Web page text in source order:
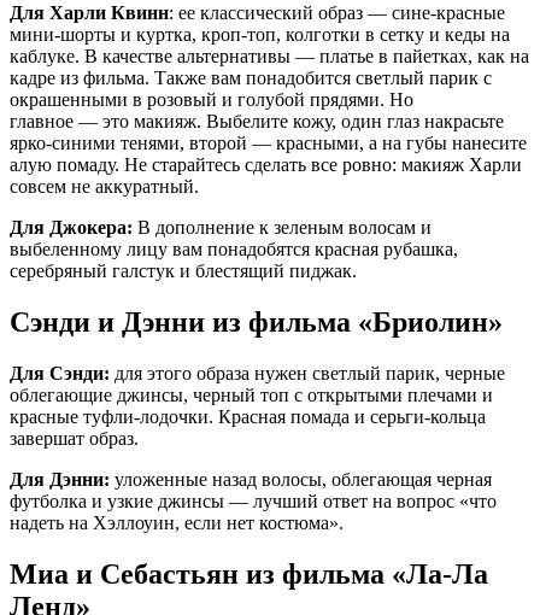
Для Харли Квинн: ее классический образ — сине-красные
мини-шорты и куртка, кроп-топ, колготки в сетку и кеды на
каблуке. В качестве альтернативы — платье в пайетках, как на
кадре из фильма. Также вам понадобится светлый парик с
окрашенными в розовый и голубой прядями. Но
главное — это макияж. Выбелите кожу, один глаз накрасьте
ярко-синими тенями, второй — красными, а на губы нанесите
алую помаду. Не старайтесь сделать все ровно: макияж Харли
совсем не аккуратный.
Для Джокера: В дополнение к зеленым волосам и
выбеленному лицу вам понадобятся красная рубашка,
серебряный галстук и блестящий пиджак.
Сэнди и Дэнни из фильма «Бриолин»
Для Сэнди: для этого образа нужен светлый парик, черные
облегающие джинсы, черный топ с открытыми плечами и
красные туфли-лодочки. Красная помада и серьги-кольца
завершат образ.
Для Дэнни: уложенные назад волосы, облегающая черная
футболка и узкие джинсы — лучший ответ на вопрос «что
надеть на Хэллоуин, если нет костюма».
Миа и Себастьян из фильма «Ла-Ла
Ленд»